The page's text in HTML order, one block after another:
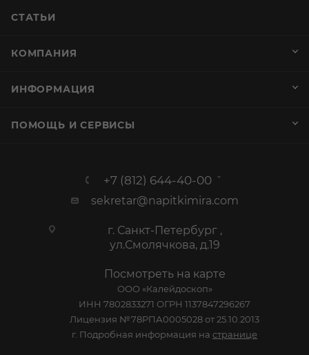
Коньяк Шато де Монтифо Эритаж Луи Валле Птит
Шампань 50 лет 0,7л п/у туба
В наличии:
49 999
42 999 ₽/шт
ЗАРЕЗЕРВИРОВАТЬ